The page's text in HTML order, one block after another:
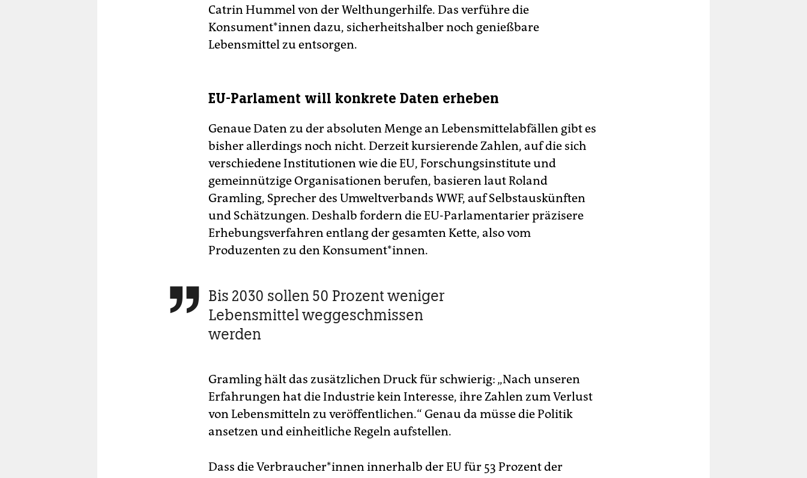
Catrin Hummel von der Welthungerhilfe. Das verführe die
Konsument*innen dazu, sicherheitshalber noch genießbare
Lebensmittel zu entsorgen.
EU-Parlament will konkrete Daten erheben
Genaue Daten zu der absoluten Menge an Lebensmittelabfällen gibt es
bisher allerdings noch nicht. Derzeit kursierende Zahlen, auf die sich
verschiedene Institutionen wie die EU, Forschungsinstitute und
gemeinnützige Organisationen berufen, basieren laut Roland
Gramling, Sprecher des Umweltverbands WWF, auf Selbstauskünften
und Schätzungen. Deshalb fordern die EU-Parlamentarier präzisere
Erhebungsverfahren entlang der gesamten Kette, also vom
Produzenten zu den Konsument*innen.
 Bis 2030 sollen 50 Prozent weniger
Lebensmittel weg­geschmissen
werden
Gramling hält das zusätzlichen Druck für schwierig: „Nach unseren
Erfahrungen hat die Industrie kein Interesse, ihre Zahlen zum Verlust
von Lebensmitteln zu veröffentlichen.“ Genau da müsse die Politik
ansetzen und einheitliche Regeln aufstellen.
Dass die Verbraucher*innen innerhalb der EU für 53 Prozent der